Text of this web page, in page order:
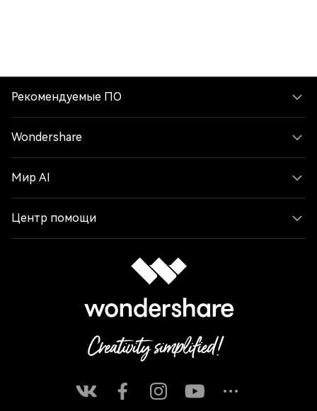
Рекомендуемые ПО
Wondershare
Мир AI
Центр помощи